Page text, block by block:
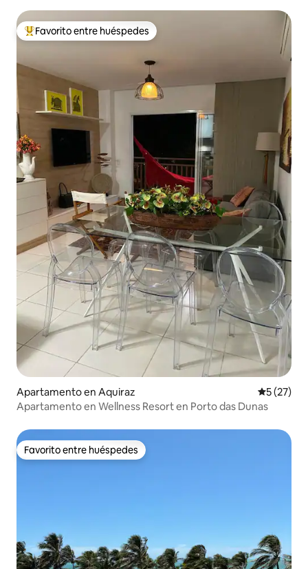
Favorito entre huéspedes preferido
Favorito entre huéspedes
Apartamento en Aquiraz
5 (27)
Apartamento en Wellness Resort en Porto das Dunas
Favorito entre huéspedes
Favorito entre huéspedes